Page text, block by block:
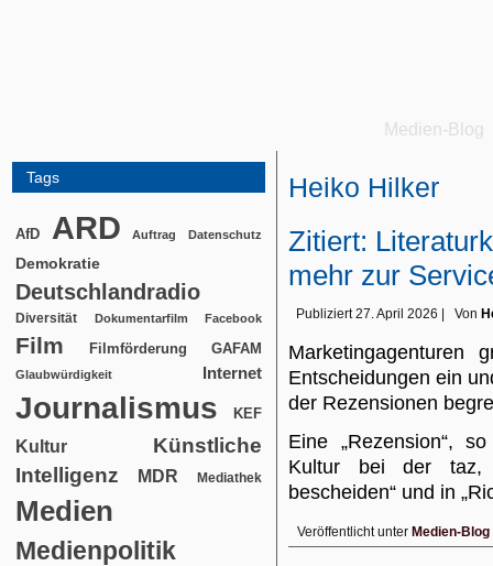
Medien-Blog
Tags
AfD ARD Auftrag Datenschutz
Demokratie
Deutschlandradio
Diversität Dokumentarfilm Facebook
Film Filmförderung GAFAM
Glaubwürdigkeit Internet
Journalismus KEF
Kultur
Künstliche
Intelligenz
MDR Mediathek
Medien
Medienpolitik
Heiko Hilker
Zitiert:
mehr zur
Publiziert 27. April 2026 Von
Marketingagenturen
Entscheidungen ein
der Rezensionen
Eine „Rezension“,
Kultur bei der taz,
bescheiden“ und in
Veröffentlicht unter Medien-Blog